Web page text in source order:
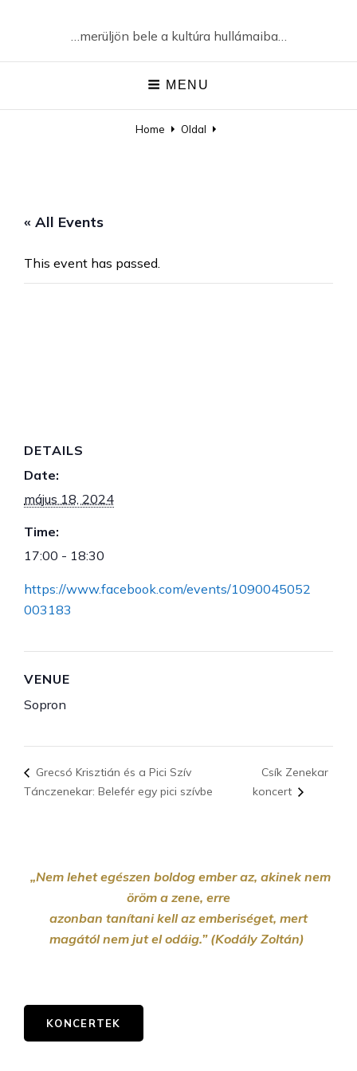
…merüljön bele a kultúra hullámaiba…
MENU
Home Oldal
« All Events
This event has passed.
DETAILS
Date:
május 18, 2024
Time:
17:00 - 18:30
https://www.facebook.com/events/1090045052
003183
VENUE
Sopron
Grecsó Krisztián és a Pici Szív
Tánczenekar: Belefér egy pici szívbe
Csík Zenekar
koncert
„Nem lehet egészen boldog ember az, akinek nem
öröm a zene, erre
azonban tanítani kell az emberiséget, mert
magától nem jut el odáig.” (Kodály Zoltán)
KONCERTEK